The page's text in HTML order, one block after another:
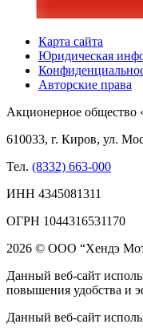
Карта сайта
Юридическая
Авторские права
Акционерное
610033, г. Киров, ул.
Тел. (8332) 663-000
ИНН 4345081311
ОГРН 1044316531170
2026 © ООО “Хендэ
Данный веб-сайт
повышения удобства и
Данный веб-сайт